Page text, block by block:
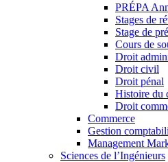
PRÉPA
Stages de
Stage de
Cours de
Droit
Droit civil
Droit pénal
Histoire du
Droit
Commerce
Gestion
Management
Sciences de l’Ingénieurs